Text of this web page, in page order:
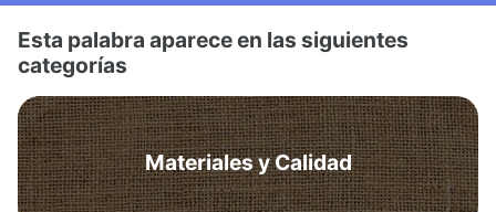
Esta palabra aparece en las siguientes
categorías
Materiales y Calidad